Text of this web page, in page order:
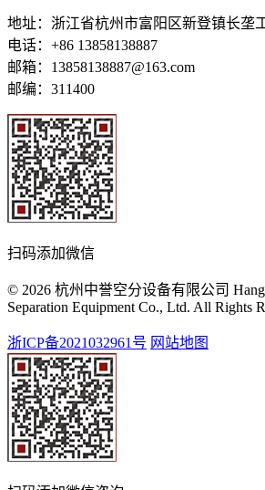
地址：浙江省杭州市富阳区新登镇长垄
电话：+86 13858138887
邮箱：13858138887@163.com
邮编：311400
扫码添加微信
© 2026 杭州中誉空分设备有限公司
Separation Equipment Co., Ltd. All Rights
浙ICP备2021032961号 网站地图